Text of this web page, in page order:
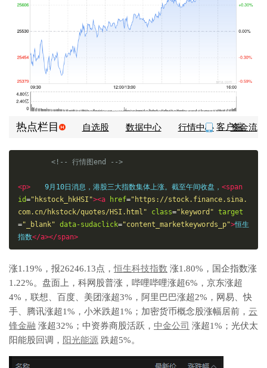
热点栏目 自选股 数据中心 行情中心 资金流
向 模拟交易
客户端
<!-- 行情图end -->
<p> 9月10日消息，港股三大指数集体上涨。截至午间收盘， <span
id="hkstock_hkHSI"><a href="https://stock.finance.sina.
com.cn/hkstock/quotes/HSI.html"
class="keyword" target
="_blank" data-sudaclick="content_marketkeywords_p">恒生
指数</a></span>
涨1.19%，报26246.13点，恒生科技指数 涨1.80%，国企指数涨
1.22%。盘面上，科网股普涨，哔哩哔哩涨超6%，京东涨超
4%，联想、百度、美团涨超3%，阿里巴巴涨超2%，网易、快
手、腾讯涨超1%，小米跌超1%；加密货币概念股涨幅居前， 云
锋金融 涨超32%；中资券商股活跃， 中金公司 涨超1%；光伏太
阳能股回调， 阳光能源 跌超5%。